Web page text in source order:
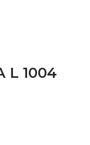
1004